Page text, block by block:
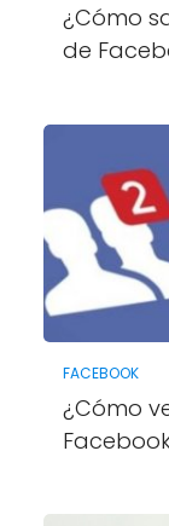
¿Cómo
de
FACEBOOK
¿Cómo